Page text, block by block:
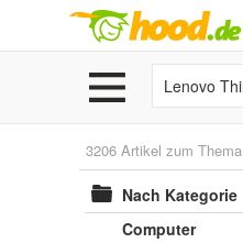
3206 Artikel zum Thema
Nach Kategorie
Computer